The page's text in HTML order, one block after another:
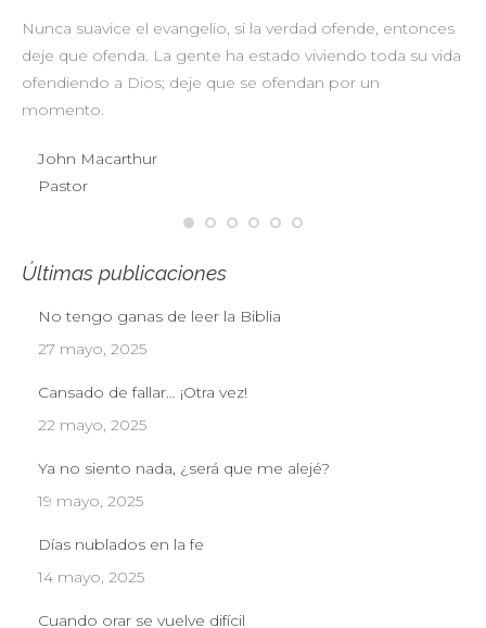
Nunca suavice el evangelio, si la verdad ofende, entonces
deje que ofenda. La gente ha estado viviendo toda su vida
ofendiendo a Dios; deje que se ofendan por un
momento.
John Macarthur
Pastor
Últimas publicaciones
No tengo ganas de leer la Biblia
27 mayo, 2025
Cansado de fallar… ¡Otra vez!
22 mayo, 2025
Ya no siento nada, ¿será que me alejé?
19 mayo, 2025
Días nublados en la fe
14 mayo, 2025
Cuando orar se vuelve difícil